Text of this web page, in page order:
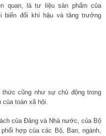
quan, là tư liệu sản phẩm của
biến đổi khí hậu và tăng trưởng
thức cũng như sự chủ động trong
toàn xã hội.
của Đảng và Nhà nước, của Bộ
hợp của các Bộ, Ban, ngành,